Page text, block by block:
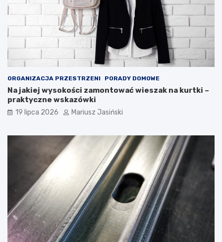
ORGANIZACJA PRZESTRZENI PORADY DOMOWE
Na jakiej wysokości zamontować wieszak na kurtki –
praktyczne wskazówki
19 lipca 2026 Mariusz Jasiński